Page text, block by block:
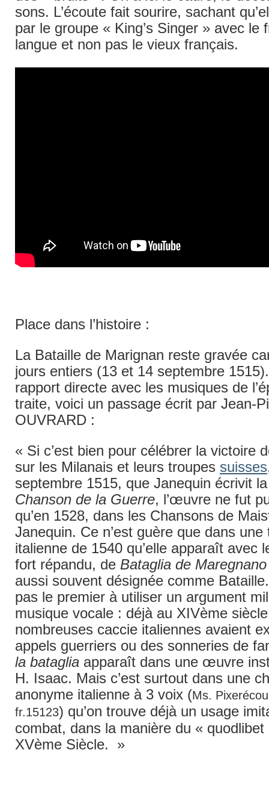
sons. L’écoute fait sourire, sachant
par le groupe « King’s Singer » avec le
langue et non pas le vieux français.
Place dans l’histoire :
La Bataille de Marignan reste gravée
jours entiers (13 et 14 septembre
rapport directe avec les musiques de
traite, voici un passage écrit par Jean-
OUVRARD :
« Si c’est bien pour célébrer la victoire
sur les Milanais et leurs troupes suisses
septembre 1515, que Janequin écrivit
Chanson de la Guerre, l’œuvre ne fut
qu’en 1528, dans les Chansons de
Janequin. Ce n’est guère que dans
italienne de 1540 qu’elle apparaît avec
fort répandu, de Bataglia de Maregnano
aussi souvent désignée comme
pas le premier à utiliser un argument
musique vocale : déjà au XIVème
nombreuses caccie italiennes avaient
appels guerriers ou des sonneries de
la bataglia apparaît dans une œuvre
H. Isaac. Mais c’est surtout dans une
anonyme italienne à 3 voix (Ms.
fr.15123) qu’on trouve déjà un usage
combat, dans la manière du «
XVème Siècle. »